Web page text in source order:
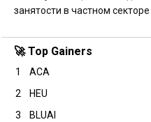
занятости в частном
🚀 Top Gainers
1 ACA
2
HEU
3
BLUAI